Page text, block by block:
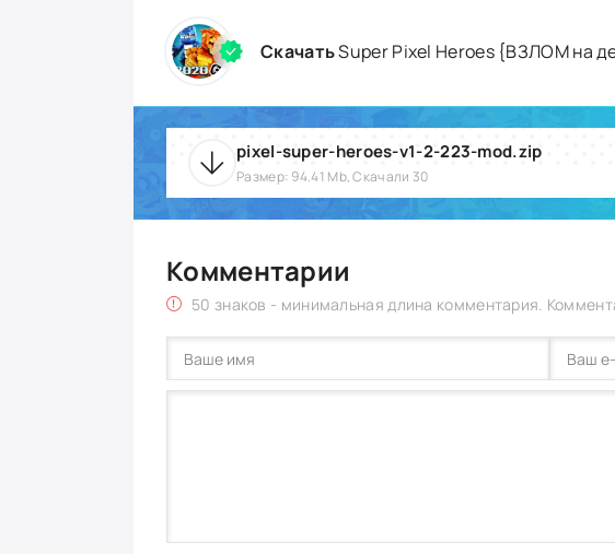
СкачатьSuper Pixel Heroes {ВЗЛОМ на
pixel-super-heroes-v1-2-223-mod.zip
Размер: 94.41 Mb, Скачали 30
Комментарии
50 знаков - минимальная длина комментария.